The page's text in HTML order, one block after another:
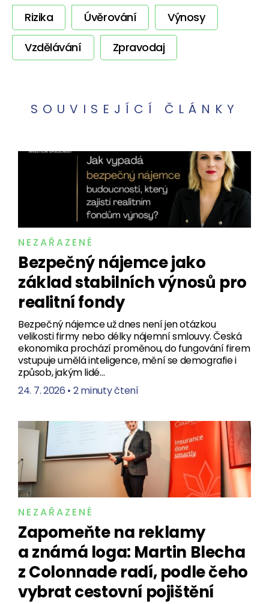
Rizika Úvěrování
Výnosy
Vzdělávání
Zpravodaj
SOUVISEJÍCÍ ČLÁNKY
NEZAŘAZENÉ
Bezpečný nájemce jako
základ stabilních výnosů pro
realitní fondy
Bezpečný nájemce už dnes není jen otázkou
velikosti firmy nebo délky nájemní smlouvy. Česká
ekonomika prochází proměnou, do fungování firem
vstupuje umělá inteligence, mění se demografie i
způsob, jakým lidé…
24. 7. 2026 • 2 minuty čtení
NEZAŘAZENÉ
Zapomeňte na reklamy
a známá loga: Martin Blecha
z Colonnade radí, podle čeho
vybrat cestovní pojištění